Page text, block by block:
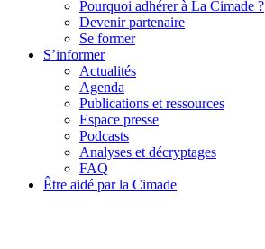
Pourquoi adhérer à La Cimade ?
Devenir partenaire
Se former
S’informer
Actualités
Agenda
Publications et ressources
Espace presse
Podcasts
Analyses et décryptages
FAQ
Être aidé par la Cimade